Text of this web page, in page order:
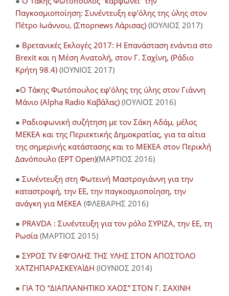
Παγκοσμιοποίηση: Συνέντευξη εφ’όλης της ύλης στον
Πέτρο Ιωάννου, (Σπορnews Λάρισας) (ΙΟΥΛΙΟΣ 2017)
● Βρετανικές Εκλογές 2017: Η Επανάσταση ενάντια στο
Brexit και η Μέση Ανατολή, στον Γ. Σαχίνη, (Ράδιο
Κρήτη 98.4) (ΙΟΥΝΙΟΣ 2017)
●O Τάκης Φωτόπουλος εφ’όλης της ύλης στον Γιάννη
Μάνιο (Alpha Radio Καβάλας) (ΙΟΥΛΙΟΣ 2016)
● Ραδιοφωνική συζήτηση με τον Σάκη Αδάμ, μέλος
ΜΕΚΕΑ και της Περιεκτικής Δημοκρατίας, για τα αίτια
της σημερινής κατάστασης και το ΜΕΚΕΑ στον Περικλή
Δανόπουλο (ΕΡΤ Open)(ΜΑΡΤΙΟΣ 2016)
● Συνέντευξη στη Φωτεινή Μαστρογιάννη για την
καταστροφή, την ΕΕ, την παγκοσμιοποίηση, την
ανάγκη για ΜΕΚΕΑ (ΦΛΕΒΑΡΗΣ 2016)
● PRAVDA : Συνέντευξη για τον ρόλο ΣΥΡΙΖΑ, την ΕΕ, τη
Ρωσία (ΜΑΡΤΙΟΣ 2015)
● ΣΥΡΟΣ TV ΕΦ’ΟΛΗΣ ΤΗΣ ΥΛΗΣ ΣΤΟΝ ΑΠΟΣΤΟΛΟ
ΧΑΤΖΗΠΑΡΑΣΚΕΥΑΪΔΗ (ΙΟΥΝΙΟΣ 2014)
● ΓΙΑ ΤΟ “ΔΙΑΠΛΑΝΗΤΙΚΟ ΧΑΟΣ” ΣΤΟΝ Γ. ΣΑΧΙΝΗ